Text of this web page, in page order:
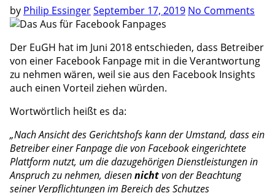
by Philip EssingerSeptember 17, 2019 No Comments
Der EuGH hat im Juni 2018 entschieden, dass Betreiber
von einer Facebook Fanpage mit in die Verantwortung
zu nehmen wären, weil sie aus den Facebook Insights
auch einen Vorteil ziehen würden.
Wortwörtlich heißt es da:
„Nach Ansicht des Gerichtshofs kann der Umstand, dass ein
Betreiber einer Fanpage die von Facebook eingerichtete
Plattform nutzt, um die dazugehörigen Dienstleistungen in
Anspruch zu nehmen, diesennichtvon der Beachtung
seiner Verpflichtungen im Bereich des Schutzes